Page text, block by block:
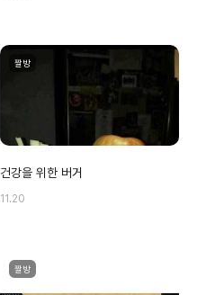
짤방
건강을 위한 버거
11.20
짤방